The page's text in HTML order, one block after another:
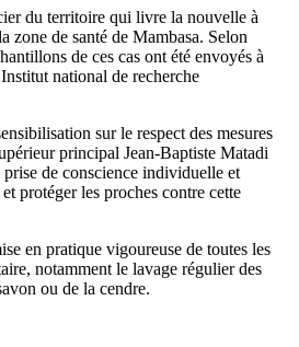
du territoire qui livre la nouvelle à
de santé de Mambasa. Selon
de ces cas ont été envoyés à
national de recherche
sur le respect des mesures
principal Jean-Baptiste Matadi
de conscience individuelle et
protéger les proches contre cette
en pratique vigoureuse de toutes les
notamment le lavage régulier des
ou de la cendre.